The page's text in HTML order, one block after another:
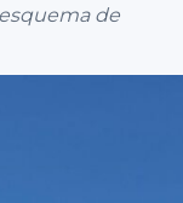
de